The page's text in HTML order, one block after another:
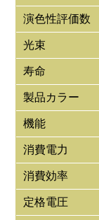
演色性評価数
光束
寿命
製品カラー
機能
消費電力
消費効率
定格電圧